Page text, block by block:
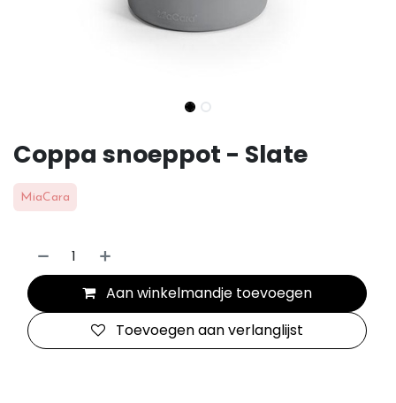
Coppa snoeppot - Slate
MiaCara
Aan winkelmandje toevoegen
Toevoegen aan verlanglijst